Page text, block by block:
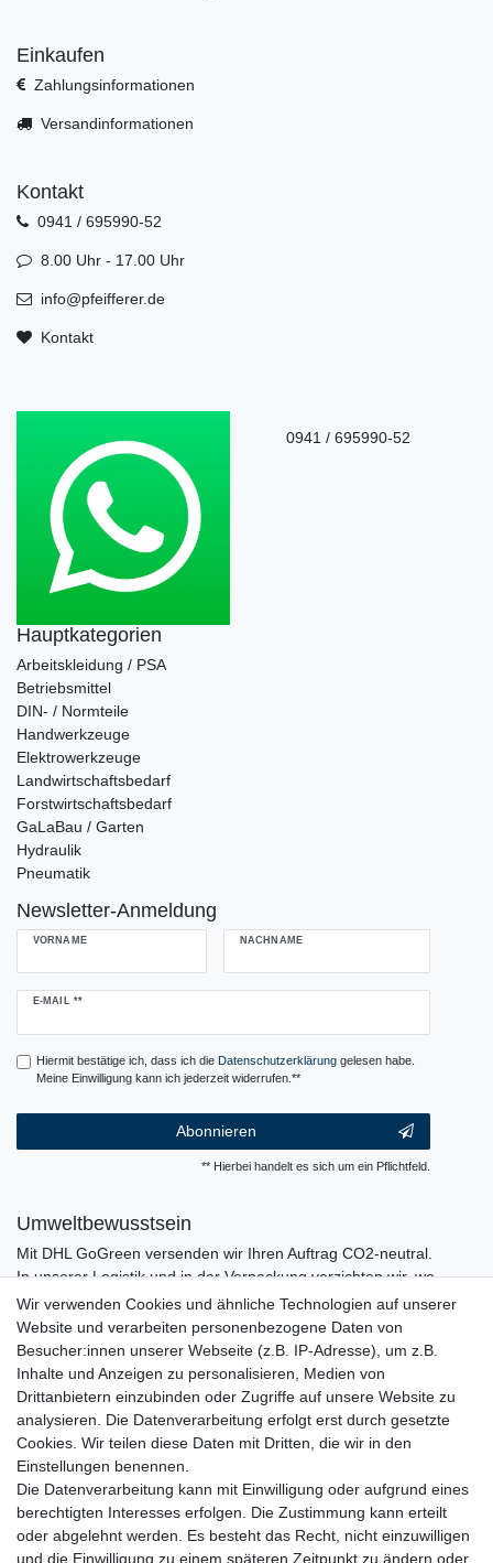
Einkaufen
Zahlungsinformationen
Versandinformationen
Kontakt
0941 / 695990-52
8.00 Uhr - 17.00 Uhr
info@pfeifferer.de
Kontakt
0941 / 695990-52
Hauptkategorien
Arbeitskleidung / PSA
Betriebsmittel
DIN- / Normteile
Handwerkzeuge
Elektrowerkzeuge
Landwirtschaftsbedarf
Forstwirtschaftsbedarf
GaLaBau / Garten
Hydraulik
Pneumatik
Newsletter-Anmeldung
VORNAME NACHNAME
E-MAIL **
Newsletter
Hiermit bestätige ich, dass ich die Daten­schutz­erklärunggelesen habe.
Meine Einwilligung kann ich jederzeit widerrufen.**
Abonnieren
** Hierbei handelt es sich um ein Pflichtfeld.
Umweltbewusstsein
Mit DHL GoGreen versenden wir Ihren Auftrag CO2-neutral.
In unserer Logistik und in der Verpackung verzichten wir, wo
immer es möglich ist, auf den Einsatz von Kunststoffen und
Plastik.
Wir verwenden Cookies und ähnliche Technologien auf unserer
Website und verarbeiten personenbezogene Daten von
Besucher:innen unserer Webseite (z.B. IP-Adresse), um z.B.
Inhalte und Anzeigen zu personalisieren, Medien von
Drittanbietern einzubinden oder Zugriffe auf unsere Website zu
analysieren. Die Datenverarbeitung erfolgt erst durch gesetzte
Cookies. Wir teilen diese Daten mit Dritten, die wir in den
Einstellungen benennen.
Die Datenverarbeitung kann mit Einwilligung oder aufgrund eines
berechtigten Interesses erfolgen. Die Zustimmung kann erteilt
oder abgelehnt werden. Es besteht das Recht, nicht einzuwilligen
und die Einwilligung zu einem späteren Zeitpunkt zu ändern oder